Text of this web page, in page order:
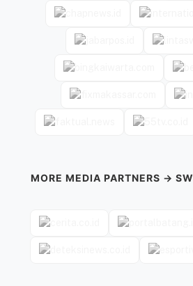
MORE MEDIA PARTNERS →